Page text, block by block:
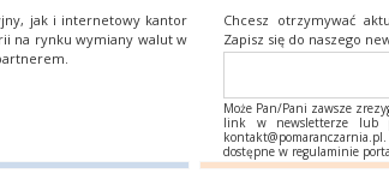
jak​ i​ internetowy​ kantor​
na​ rynku​ wymiany​ walut​ w​
Chcesz otrzymywać
Zapisz się do naszego
Może Pan/Pani zawsze
link w newsletterze lub
kontakt@pomaranczarnia.pl
dostępne w regulaminie